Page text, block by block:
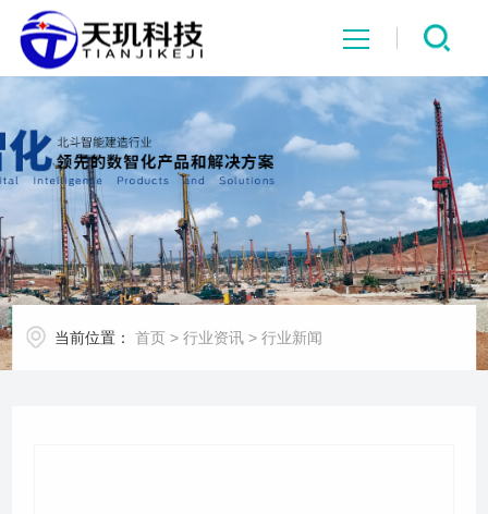
网站首页
系统中心
解决方案
项目案例
当前位置： 首页 >行业资讯 >行业新闻